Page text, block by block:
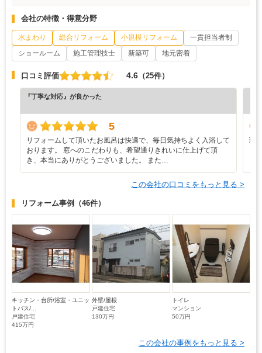
会社の特徴・得意分野
水まわり 総合リフォーム 小規模リフォーム
一貫担当者制
ショールーム
施工管理技士 新築可 地元密着
口コミ評価 4.6 （25件）
『丁寧な対応』が良かった
5
リフォームして頂いたお風呂は快適で、毎日気持ちよく入浴して
おります。 窓へのこだわりも、希望通りきれいに仕上げて頂
き、本当にありがとうございました。 また…
理
この会社の口コミをもっと見る >
リフォーム事例 （46件）
キッチン・台所/浴室・ユニッ
トバス/...
戸建住宅
415万円
外壁/屋根
戸建住宅
130万円
トイレ
マンション
50万円
この会社の事例をもっと見る >